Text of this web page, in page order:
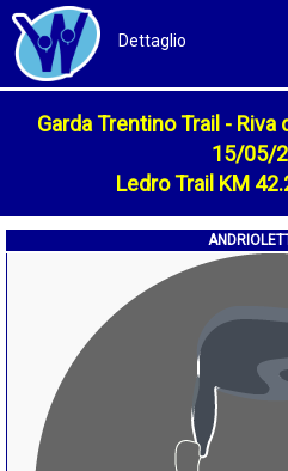
Dettaglio
Garda Trentino Trail - Riva
15/05/
Ledro Trail KM